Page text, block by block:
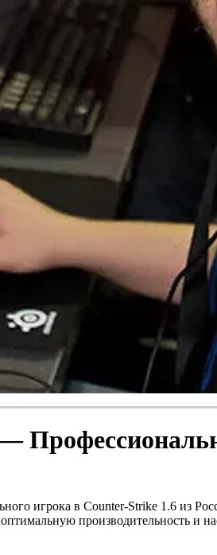
игрока в Counter-Strike 1.6 из
производительность и